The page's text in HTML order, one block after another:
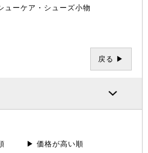
ューケア・シューズ小物
戻る ▶
▶ 価格が高い順